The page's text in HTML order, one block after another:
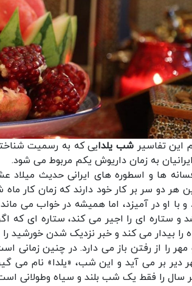
این تفاسیرشب یلدا
به زمان داریوش یکم مربوط می شود.
ها و اسطوره های ایرانی حدیث
هر دو سر بر کار خود دارند که زمان کار
و با او در آمیزد، اما همیشه در خواب می
و ستاره ای را اجیر می کند، ستاره ای که
را بیدار می کند و خبر نزدیک شدن خورشید
را از رفتن باز می دارد. در چنین
دیر بر می آید و این شب، «یلدا» نام می
سال را فقط یک شب بلند و سیاه وطولانی